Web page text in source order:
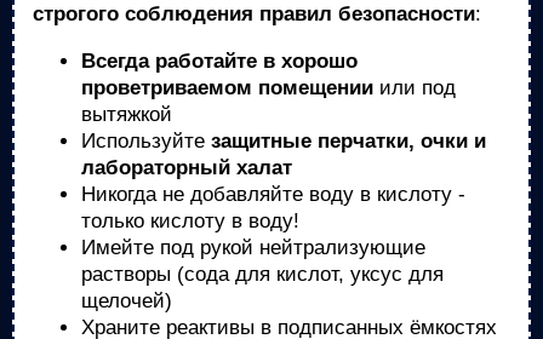
строгого соблюдения правил безопасности:
Всегда работайте в хорошо
проветриваемом помещении или под
вытяжкой
Используйте защитные перчатки, очки и
лабораторный халат
Никогда не добавляйте воду в кислоту -
только кислоту в воду!
Имейте под рукой нейтрализующие
растворы (сода для кислот, уксус для
щелочей)
Храните реактивы в подписанных ёмкостях